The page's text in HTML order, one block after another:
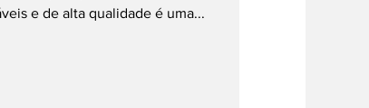
​​e de alta qualidade é uma...